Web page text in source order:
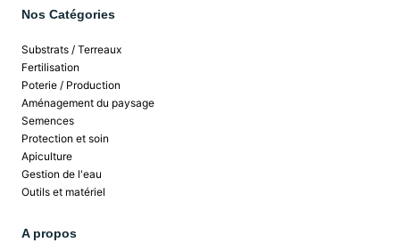
Nos Catégories
Substrats / Terreaux
Fertilisation
Poterie / Production
Aménagement du paysage
Semences
Protection et soin
Apiculture
Gestion de l'eau
Outils et matériel
A propos